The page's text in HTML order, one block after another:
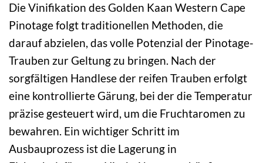
Die Vinifikation des Golden Kaan Western Cape
Pinotage folgt traditionellen Methoden, die
darauf abzielen, das volle Potenzial der Pinotage-
Trauben zur Geltung zu bringen. Nach der
sorgfältigen Handlese der reifen Trauben erfolgt
eine kontrollierte Gärung, bei der die Temperatur
präzise gesteuert wird, um die Fruchtaromen zu
bewahren. Ein wichtiger Schritt im
Ausbauprozess ist die Lagerung in